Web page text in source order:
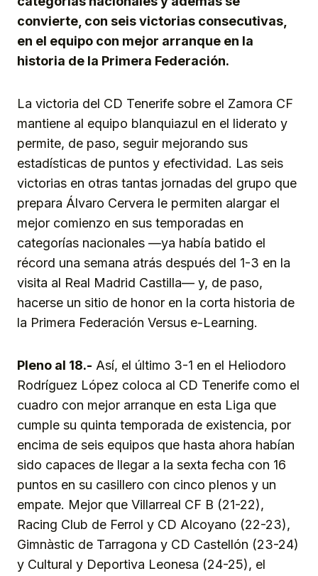
convierte, con seis victorias consecutivas,
en el equipo con mejor arranque en la
historia de la Primera Federación.
La victoria del CD Tenerife sobre el Zamora CF
mantiene al equipo blanquiazul en el liderato y
permite, de paso, seguir mejorando sus
estadísticas de puntos y efectividad. Las seis
victorias en otras tantas jornadas del grupo que
prepara Álvaro Cervera le permiten alargar el
mejor comienzo en sus temporadas en
categorías nacionales —ya había batido el
récord una semana atrás después del 1-3 en la
visita al Real Madrid Castilla— y, de paso,
hacerse un sitio de honor en la corta historia de
la Primera Federación Versus e-Learning.
Pleno al 18.- Así, el último 3-1 en el Heliodoro
Rodríguez López coloca al CD Tenerife como el
cuadro con mejor arranque en esta Liga que
cumple su quinta temporada de existencia, por
encima de seis equipos que hasta ahora habían
sido capaces de llegar a la sexta fecha con 16
puntos en su casillero con cinco plenos y un
empate. Mejor que Villarreal CF B (21-22),
Racing Club de Ferrol y CD Alcoyano (22-23),
Gimnàstic de Tarragona y CD Castellón (23-24)
y Cultural y Deportiva Leonesa (24-25), el